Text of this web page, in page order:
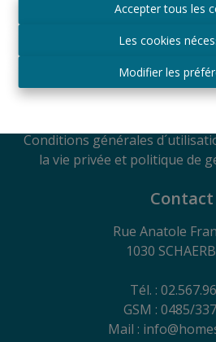
Accepter tous les
Les cookies
Modifier les
Rue du Luxembourg 16B,
du 29juin
RC Professionnelle et
Conditions générales
la vie privée et politique de
Contact
Rue Anatole
1030
Tél. :
GSM : 0485/
Mail :